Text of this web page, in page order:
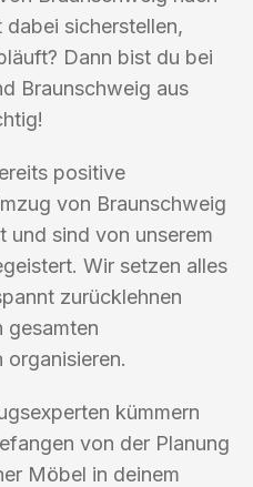
sicherstellen,
Dann bist du bei
Braunschweig aus
positive
von Braunschweig
und sind von unserem
Wir setzen alles
zurücklehnen
gesamten
kümmern
von der Planung
Möbel in deinem